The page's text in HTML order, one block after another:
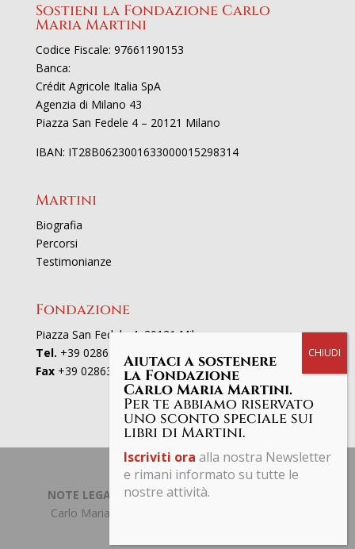
Sostieni la Fondazione Carlo
Maria Martini
Codice Fiscale: 97661190153
Banca:
Crédit Agricole Italia SpA
Agenzia di Milano 43
Piazza San Fedele 4 – 20121 Milano
IBAN: IT28B0623001633000015298314
Martini
Biografia
Percorsi
Testimonianze
Fondazione
Piazza San Fedele 4, 20121 Milano
Tel. +39 02863521
Fax+39 0286352801
NOTE LEGALI | PRIVACY POLICY
Carlo Maria Martini C.F. 97661190153 Tutti i diritti
Aiutaci a sostenere
la Fondazione
Carlo Maria Martini.
Per te abbiamo riservato
uno sconto speciale sui
libri di Martini.
Iscriviti ora alla nostra Newsletter
e rimani informato su tutte le
nostre attività.